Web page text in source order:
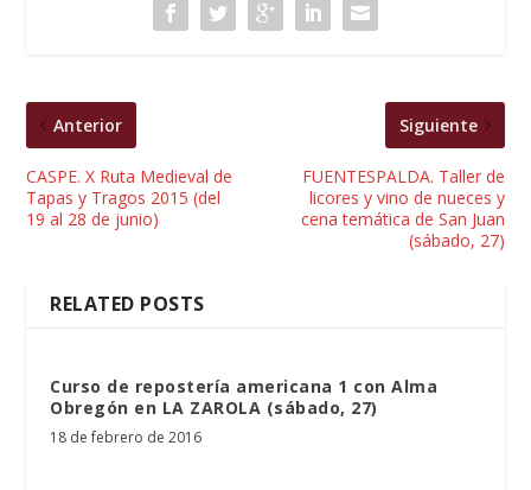
Anterior
CASPE. X Ruta Medieval de
Tapas y Tragos 2015 (del
19 al 28 de junio)
Siguiente
FUENTESPALDA. Taller de
licores y vino de nueces y
cena temática de San Juan
(sábado, 27)
RELATED POSTS
Curso de repostería americana 1 con Alma
Obregón en LA ZAROLA (sábado, 27)
18 de febrero de 2016